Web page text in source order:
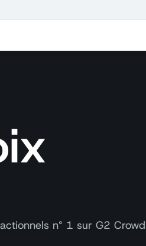
n° 1 sur G2